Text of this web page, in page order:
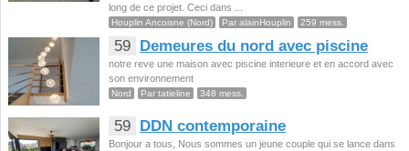
long de ce projet. Ceci dans ...
Houplin Ancoisne (Nord) Par alainHouplin 259 mess.
59 Demeures du nord avec piscine
notre reve une maison avec piscine interieure et en accord avec
son environnement
Nord Par tatieline 348 mess.
59 DDN contemporaine
Bonjour a tous, Nous sommes un jeune couple qui se lance dans